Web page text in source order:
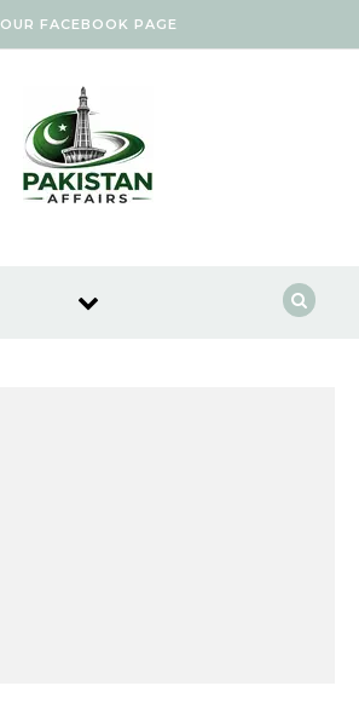
OUR FACEBOOK PAGE